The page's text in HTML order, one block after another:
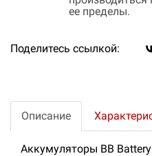
ее пределы.
Поделитесь ссылкой:
Описание
Аккумуляторы BB Battery